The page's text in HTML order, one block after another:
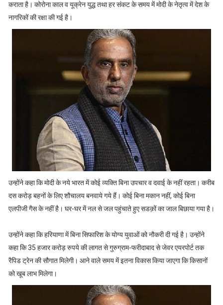
कराता है। कोरोना काल व यूक्रेन युद्ध तथा हर संकट के समय में मोदी के नेतृत्व में देश के
नागरिकों की रक्षा की गई है।
उन्होंने कहा कि मोदी के नये भारत में कोई व्यक्ति बिना उपचार व दवाई के नहीं रहता। करीब
दस करोड़ बहनों के लिए शौचालय बनवाये गये हैं। कोई बिना मकान नहीं, कोई बिना
एलपीजी गैस के नहीं है। घर-घर में नल से जल पहुंचाते हुए सडक़ों का जाल बिछाया गया है।
उन्होंने कहा कि हरियाणा में बिना सिफारिश के योग्य युवाओं को नौकरी दी गई है। उन्होंने
कहा कि 35 हजार करोड़ रुपये की लागत से गुरुग्राम-फरीदाबाद से जेवर एयरपोर्ट तक
रैपिड ट्रेन की सौगात मिलेगी। आने वाले समय में इतना विकास किया जाएगा कि किसानों
को खूब लाभ मिलेगा।